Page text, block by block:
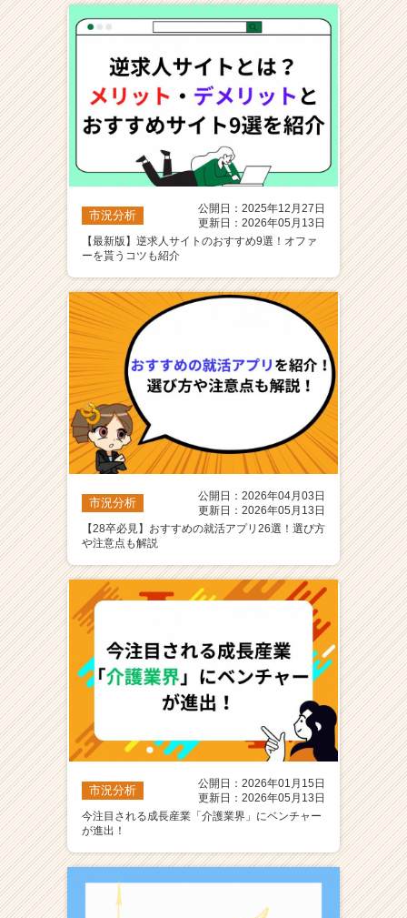
市況分析
公開日：2025年12月27日
更新日：2026年05月13日
【最新版】逆求人サイトのおすすめ9選！オファ
ーを貰うコツも紹介
市況分析
公開日：2026年04月03日
更新日：2026年05月13日
【28卒必見】おすすめの就活アプリ26選！選び方
や注意点も解説
市況分析
公開日：2026年01月15日
更新日：2026年05月13日
今注目される成長産業「介護業界」にベンチャー
が進出！